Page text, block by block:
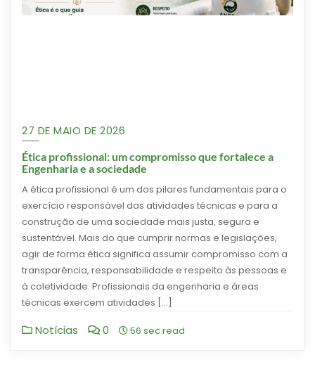
27 DE MAIO DE 2026
Ética profissional: um compromisso que fortalece a
Engenharia e a sociedade
A ética profissional é um dos pilares fundamentais para o
exercício responsável das atividades técnicas e para a
construção de uma sociedade mais justa, segura e
sustentável. Mais do que cumprir normas e legislações,
agir de forma ética significa assumir compromisso com a
transparência, responsabilidade e respeito às pessoas e
à coletividade. Profissionais da engenharia e áreas
técnicas exercem atividades […]
Notícias 0 56 sec read